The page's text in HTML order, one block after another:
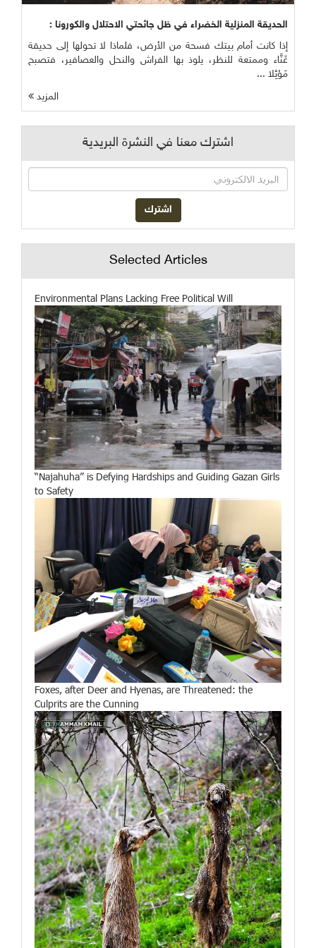
الحديقة المنزلية الخضراء في ظل جائحتي الاحتلال والكورونا :
إذا كانت أمام بيتك فسحة من الأرض، فلماذا لا تحولها إلى حديقة
غَنَّاء وممتعة للنظر، يلوذ بها الفراش والنحل والعصافير، فتصبح
مَوْئِلا ...
المزيد
اشترك معنا في النشرة البريدية
Selected Articles
Environmental Plans Lacking Free Political Will
“Najahuha” is Defying Hardships and Guiding Gazan Girls
to Safety
Foxes, after Deer and Hyenas, are Threatened: the
Culprits are the Cunning